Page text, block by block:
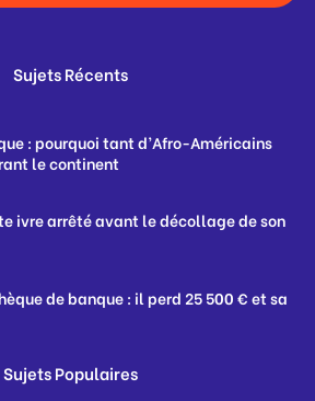
Sujets Récents
: pourquoi tant d’Afro-Américains
le continent
ivre arrêté avant le décollage de son
de banque : il perd 25 500 € et sa
Sujets Populaires